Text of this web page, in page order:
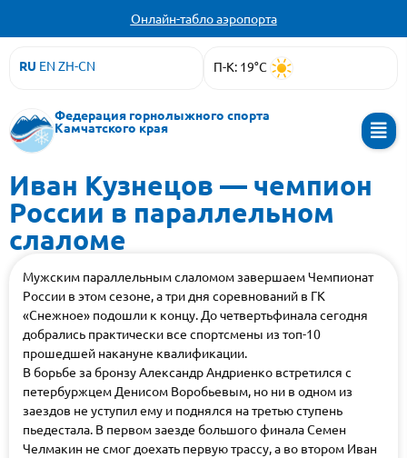
Онлайн-табло аэропорта
RU EN ZH-CN П-К: 19°C
Федерация горнолыжного спорта
Камчатского края
Иван Кузнецов — чемпион
России в параллельном
слаломе
Мужским параллельным слаломом завершаем Чемпионат
России в этом сезоне, а три дня соревнований в ГК
«Снежное» подошли к концу. До четвертьфинала сегодня
добрались практически все спортсмены из топ-10
прошедшей накануне квалификации.
В борьбе за бронзу Александр Андриенко встретился с
петербуржцем Денисом Воробьевым, но ни в одном из
заездов не уступил ему и поднялся на третью ступень
пьедестала. В первом заезде большого финала Семен
Челмакин не смог доехать первую трассу, а во втором Иван